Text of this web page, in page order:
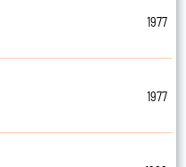
1977
1977